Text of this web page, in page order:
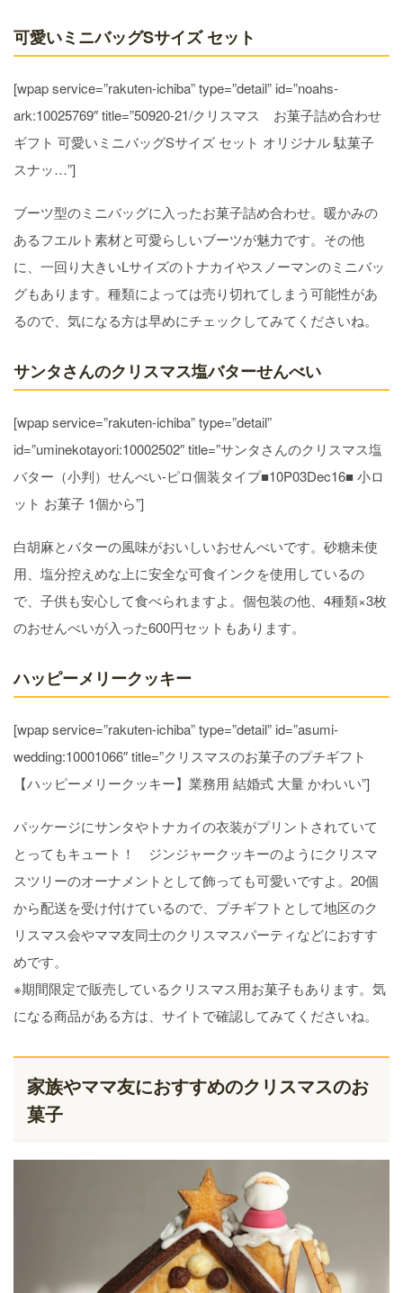
可愛いミニバッグSサイズ セット
[wpap service=”rakuten-ichiba” type=”detail” id=”noahs-
ark:10025769″ title=”50920-21/クリスマス お菓子詰め合わせ
ギフト 可愛いミニバッグSサイズ セット オリジナル 駄菓子
スナッ…”]
ブーツ型のミニバッグに入ったお菓子詰め合わせ。暖かみの
あるフエルト素材と可愛らしいブーツが魅力です。その他
に、一回り大きいLサイズのトナカイやスノーマンのミニバッ
グもあります。種類によっては売り切れてしまう可能性があ
るので、気になる方は早めにチェックしてみてくださいね。
サンタさんのクリスマス塩バターせんべい
[wpap service=”rakuten-ichiba” type=”detail”
id=”uminekotayori:10002502″ title=”サンタさんのクリスマス塩
バター（小判）せんべい-ピロ個装タイプ■10P03Dec16■ 小ロ
ット お菓子 1個から”]
白胡麻とバターの風味がおいしいおせんべいです。砂糖未使
用、塩分控えめな上に安全な可食インクを使用しているの
で、子供も安心して食べられますよ。個包装の他、4種類×3枚
のおせんべいが入った600円セットもあります。
ハッピーメリークッキー
[wpap service=”rakuten-ichiba” type=”detail” id=”asumi-
wedding:10001066″ title=”クリスマスのお菓子のプチギフト
【ハッピーメリークッキー】業務用 結婚式 大量 かわいい”]
パッケージにサンタやトナカイの衣装がプリントされていて
とってもキュート！ ジンジャークッキーのようにクリスマ
スツリーのオーナメントとして飾っても可愛いですよ。20個
から配送を受け付けているので、プチギフトとして地区のク
リスマス会やママ友同士のクリスマスパーティなどにおすす
めです。
※期間限定で販売しているクリスマス用お菓子もあります。気
になる商品がある方は、サイトで確認してみてくださいね。
家族やママ友におすすめのクリスマスのお
菓子